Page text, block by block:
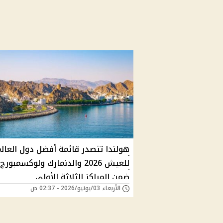
هولندا تتصدر قائمة أفضل دول
للعيش 2026 والدنمارك ولوكسمبورج
ضمن المراكز الثلاثة الأولى
الأربعاء 03/يونيو/2026 - 02:37 ص